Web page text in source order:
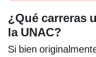
¿Qué carreras
la UNAC?
Si bien